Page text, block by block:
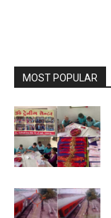
MOST POPULAR